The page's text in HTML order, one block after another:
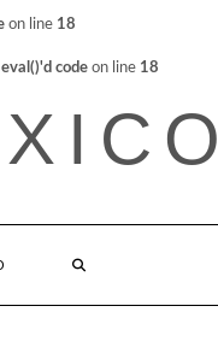
on line 18
code on line 18